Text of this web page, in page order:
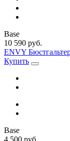
Base
10 590 руб.
ENVY
Купить
Base
4 500 руб.